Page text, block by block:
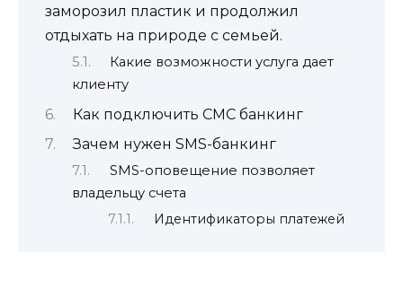
заморозил пластик и продолжил
отдыхать на природе с семьей.
Какие возможности услуга дает
клиенту
Как подключить СМС банкинг
Зачем нужен SMS-банкинг
SMS-оповещение позволяет
владельцу счета
Идентификаторы платежей